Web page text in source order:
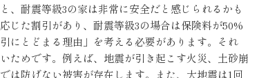
、耐震等級3の家は非常に安全だと感じられるかも
じた割引があり、耐震等級3の場合は保険料が50%
にとどまる理由」を考える必要があります。それ
ためです。例えば、地震が引き起こす火災、土砂崩
は防げない被害が存在します。また、大地震は1回